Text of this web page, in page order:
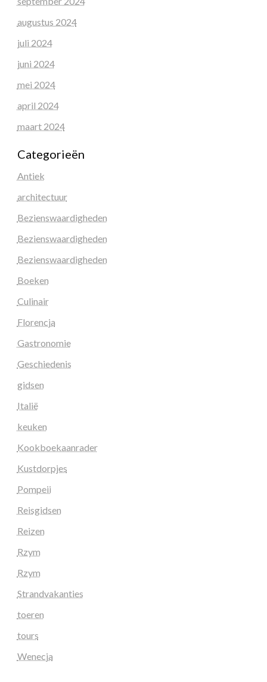
augustus 2024
juli 2024
juni 2024
mei 2024
april 2024
maart 2024
Categorieën
Antiek
architectuur
Bezienswaardigheden
Bezienswaardigheden
Bezienswaardigheden
Boeken
Culinair
Florencja
Gastronomie
Geschiedenis
gidsen
Italië
keuken
Kookboekaanrader
Kustdorpjes
Pompeii
Reisgidsen
Reizen
Rzym
Rzym
Strandvakanties
toeren
tours
Wenecja